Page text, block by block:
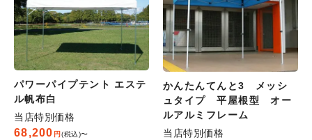
パワーパイプテント エステ
ル帆布白
当店特別価格
68,200 税込 〜
かんたんてんと3 メッシ
ュタイプ 平屋根型 オー
ルアルミフレーム
当店特別価格